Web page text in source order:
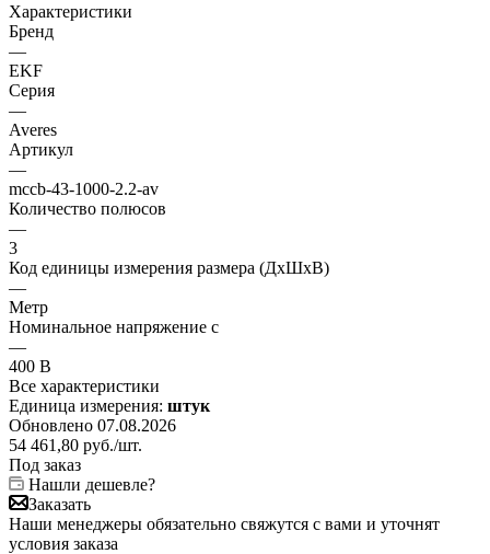
Характеристики
Бренд
—
EKF
Серия
—
Averes
Артикул
—
mccb-43-1000-2.2-av
Количество полюсов
—
3
Код единицы измерения размера (ДхШхВ)
—
Метр
Номинальное напряжение с
—
400 В
Все характеристики
Единица измерения: штук
Обновлено 07.08.2026
54 461,80 руб./шт.
Под заказ
Нашли дешевле?
Заказать
Наши менеджеры обязательно свяжутся с вами и уточнят
условия заказа